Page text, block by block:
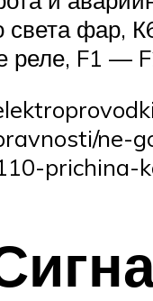
фар,
реле, F1 —
prichina-